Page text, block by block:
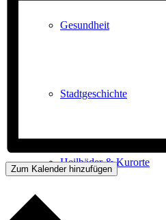
Gesundheit
Stadtgeschichte
Heilbäder & Kurorte
Zum Kalender hinzufügen